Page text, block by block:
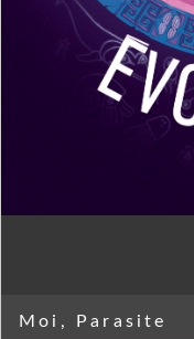
Moi, Parasite